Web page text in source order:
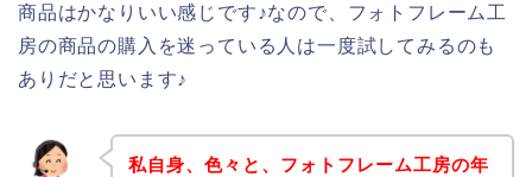
商品はかなりいい感じです♪なので、フォトフレーム工
房の商品の購入を迷っている人は一度試してみるのも
ありだと思います♪
私自身、色々と、フォトフレーム工房の年